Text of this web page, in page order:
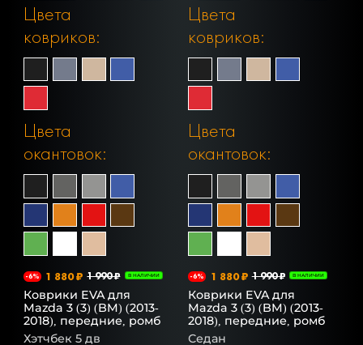
Цвета
ковриков:
Цвета
окантовок:
-6% 1 880 ₽ 1 990 ₽ В НАЛИЧИИ
Коврики EVA для
Mazda 3 (3) (BM) (2013-
2018), передние, ромб
Хэтчбек 5 дв
Цвета
ковриков:
Цвета
окантовок:
-6% 1 880 ₽ 1 990 ₽ В НАЛИЧИИ
Коврики EVA для
Mazda 3 (3) (BM) (2013-
2018), передние, ромб
Седан